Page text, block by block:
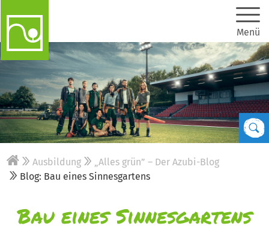
Menü
Ausbildung
„Alles grün” – Der Azubi-Blog
Blog: Bau eines Sinnesgartens
Bau eines Sinnesgartens